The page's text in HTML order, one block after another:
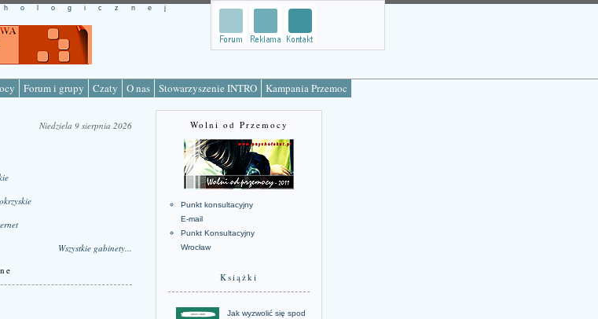
Forum i grupy Czaty O nas Stowarzyszenie INTRO Kampania Przemoc
Niedziela 9 sierpnia 2026
Wszystkie gabinety...
Wolni od Przemocy
Punkt konsultacyjny
E-mail
Punkt Konsultacyjny
Wrocław
Książki
Jak wyzwolić się spod